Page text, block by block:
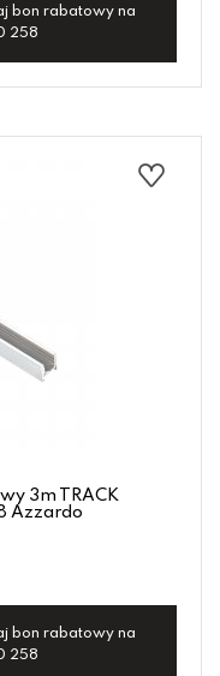
bon rabatowy na
258
3m TRACK
Azzardo
bon rabatowy na
258